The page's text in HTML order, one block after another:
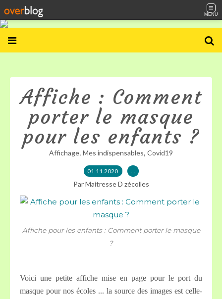
MENU
Affiche : Comment
porter le masque
pour les enfants ?
Affichage, Mes indispensables, Covid19
01.11.2020 …
Par Maitresse D zécolles
Affiche pour les enfants : Comment porter le masque
?
Voici une petite affiche mise en page pour le port du
masque pour nos écoles ... la source des images est celle-